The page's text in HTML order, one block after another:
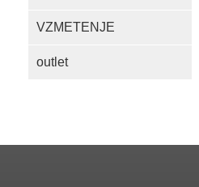
VZMETENJE
outlet